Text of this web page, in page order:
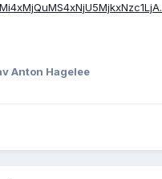
Anton Hagelee